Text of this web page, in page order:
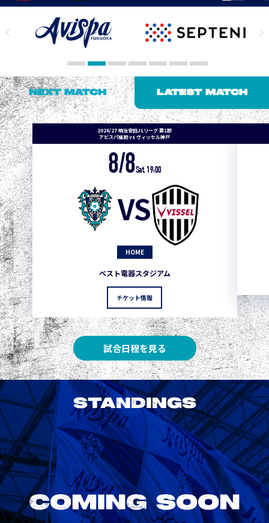
NEXT MATCH LATEST MATCH
2026/27 明治安田J1リーグ 第1節
アビスパ福岡 vs ヴィッセル神戸
8/8Sat. 19:00
VS
HOME
ベスト電器スタジアム
チケット情報
試合日程を見る
STANDINGS